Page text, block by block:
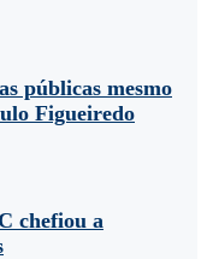
públicas mesmo
Figueiredo
chefiou a